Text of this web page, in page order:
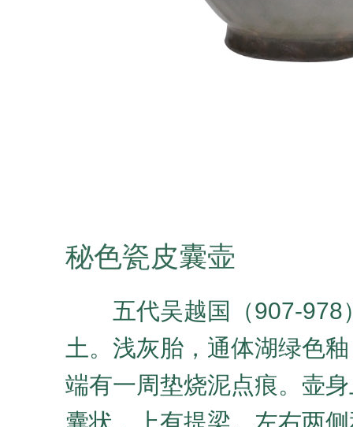
秘色瓷皮囊壶
五代吴越国（907-978
土 。浅灰胎，通体湖绿色
端有一周垫烧泥点痕。壶